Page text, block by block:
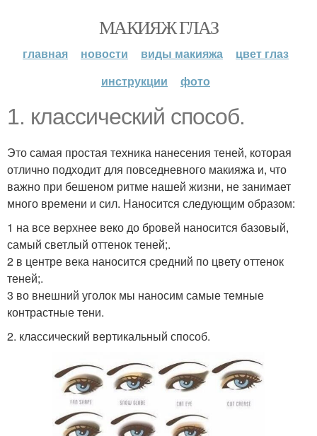
МАКИЯЖ ГЛАЗ
главная новости виды макияжа
цвет глаз
инструкции
фото
1. классический способ.
Это самая простая техника нанесения теней, которая
отлично подходит для повседневного макияжа и, что
важно при бешеном ритме нашей жизни, не занимает
много времени и сил. Наносится следующим образом:
1 на все верхнее веко до бровей наносится базовый,
самый светлый оттенок теней;.
2 в центре века наносится средний по цвету оттенок
теней;.
3 во внешний уголок мы наносим самые темные
контрастные тени.
2. классический вертикальный способ.